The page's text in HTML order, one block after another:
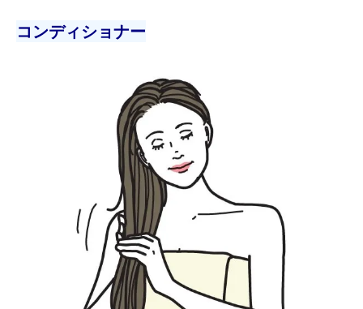
コンディショナー